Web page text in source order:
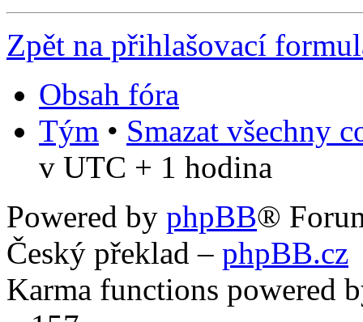
Zpět na přihlašovací
Obsah fóra
Tým • Smazat všechny
v UTC + 1 hodina
Powered by phpBB®
Český překlad – phpBB.cz
Karma functions powered